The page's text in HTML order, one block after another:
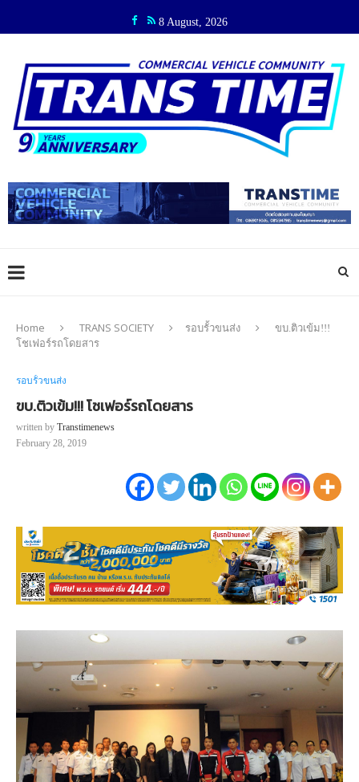
8 August, 2026
Home TRANS SOCIETY รอบรั้วขนส่ง
ขบ.ติวเข้ม!!!
โชเฟอร์รถโดยสาร
รอบรั้วขนส่ง
ขบ.ติวเข้ม!!! โชเฟอร์รถโดยสาร
written by Transtimenews
February 28, 2019